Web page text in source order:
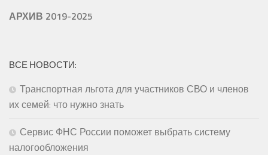
АРХИВ 2019-2025
ВСЕ НОВОСТИ:
Транспортная льгота для участников СВО и членов
их семей: что нужно знать
Сервис ФНС России поможет выбрать систему
налогообложения